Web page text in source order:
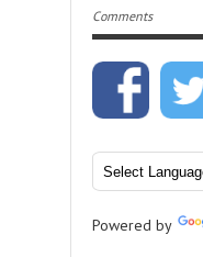
Comments
Powered by